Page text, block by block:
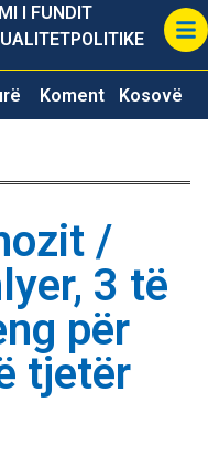
I FUNDIT
POLITIKE
Koment Kosovë
/
3 të
për
tjetër